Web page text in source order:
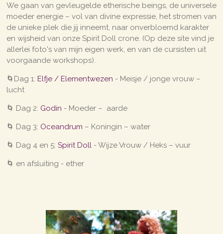
We gaan van gevleugelde etherische beings, de universele
moeder energie – vol van divine expressie, het stromen van
de unieke plek die jij inneemt, naar onverbloemd karakter
en wijsheid van onze Spirit Doll crone. (Op deze site vind je
allerlei foto's van mijn eigen werk, en van de cursisten uit
voorgaande workshops).
🌀Dag 1: Elfje / Elementwezen - Meisje / jonge vrouw –
lucht
🌀 Dag 2: Godin - Moeder – aarde
🌀 Dag 3: Oceandrum – Koningin – water
🌀 Dag 4 en 5: Spirit Doll- Wijze Vrouw / Heks – vuur
🌀 en afsluiting - ether